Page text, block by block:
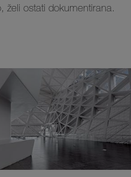
želi ostati dokumentirana.